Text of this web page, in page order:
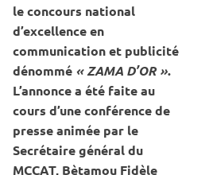
le concours national
d’excellence en
communication et publicité
dénommé « ZAMA D’OR ».
L’annonce a été faite au
cours d’une conférence de
presse animée par le
Secrétaire général du
MCCAT, Bètamou Fidèle